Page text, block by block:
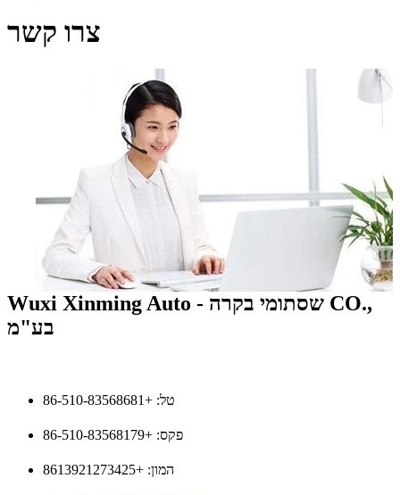
צרו קשר
Wuxi Xinming Auto - שסתומי בקרה CO.,
בע"מ
טל: +86-510-83568681
פקס: +86-510-83568179
המון: +8613921273425